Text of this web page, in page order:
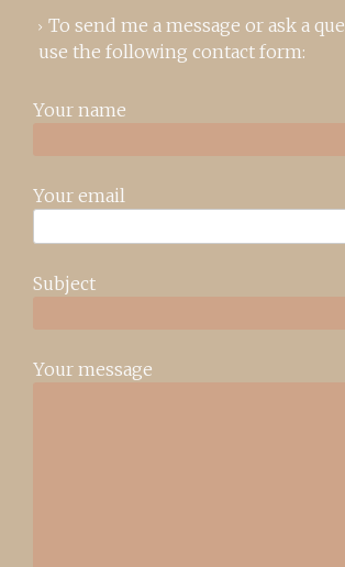
To send me a message or ask a
use the following contact form:
Your name
Your email
Subject
Your message